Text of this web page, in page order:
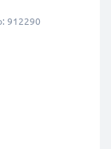
912290